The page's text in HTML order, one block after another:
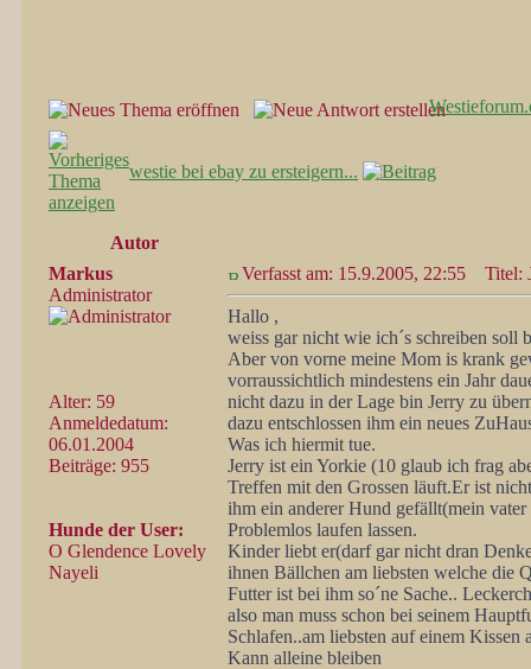
westie bei ebay zu ersteigern...
Autor
Markus
Administrator
Alter: 59
Anmeldedatum:
06.01.2004
Beiträge: 955
Hunde der User:
O Glendence Lovely
Nayeli
Verfasst am: 15.9.2005, 22:55 Titel:
Hallo ,
weiss gar nicht wie ich´s schreiben soll
Aber von vorne meine Mom is krank
vorraussichtlich mindestens ein Jahr
nicht dazu in der Lage bin Jerry zu
dazu entschlossen ihm ein neues
Was ich hiermit tue.
Jerry ist ein Yorkie (10 glaub ich frag
Treffen mit den Grossen läuft.Er ist
ihm ein anderer Hund gefällt(mein
Problemlos laufen lassen.
Kinder liebt er(darf gar nicht dran
ihnen Bällchen am liebsten welche die
Futter ist bei ihm so´ne Sache..
also man muss schon bei seinem
Schlafen..am liebsten auf einem
Kann alleine bleiben